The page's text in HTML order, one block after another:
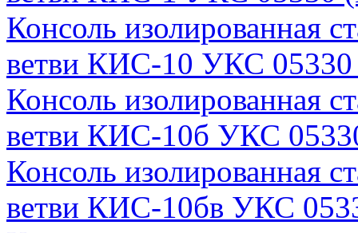
Консоль изолированная
ветви КИС-10 УКС
Консоль изолированная
ветви КИС-10б УКС
Консоль изолированная
ветви КИС-10бв УКС